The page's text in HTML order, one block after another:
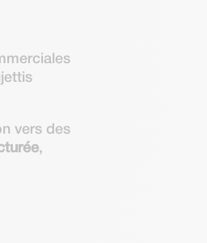
vers des
,